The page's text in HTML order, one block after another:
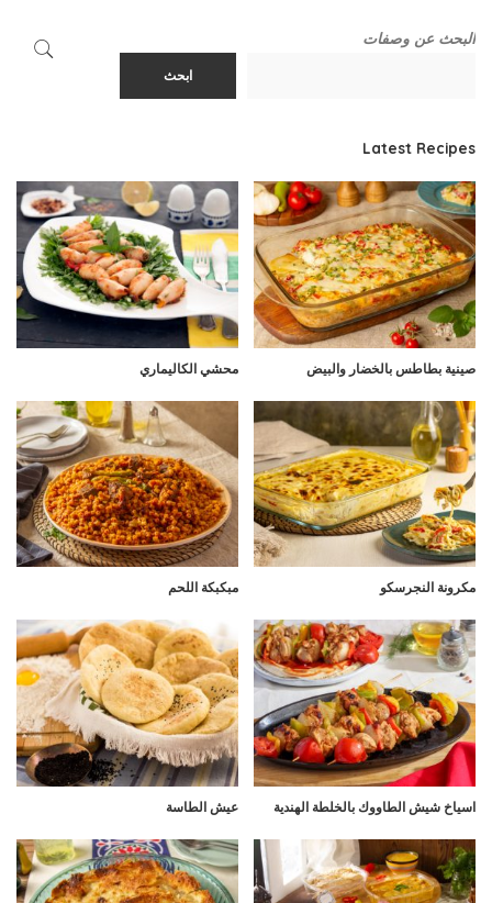
البحث عن وصفات
ابحث
Latest Recipes
صينية بطاطس بالخضار والبيض محشي الكاليماري
مكرونة النجرسكو مبكبكة اللحم
اسياخ شيش الطاووك بالخلطة الهندية عيش الطاسة